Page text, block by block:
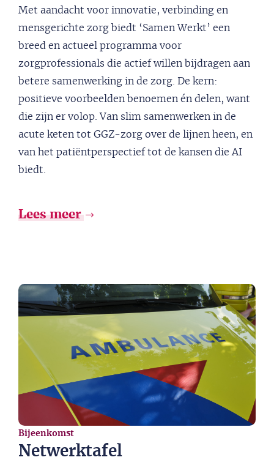
Met aandacht voor innovatie, verbinding en
mensgerichte zorg biedt ‘Samen Werkt’ een
breed en actueel programma voor
zorgprofessionals die actief willen bijdragen aan
betere samenwerking in de zorg. De kern:
positieve voorbeelden benoemen én delen, want
die zijn er volop. Van slim samenwerken in de
acute keten tot GGZ-zorg over de lijnen heen, en
van het patiëntperspectief tot de kansen die AI
biedt.
Lees meer
Bijeenkomst
Netwerktafel